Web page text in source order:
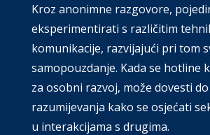
Kroz anonimne razgovore,
eksperimentirati s različitim
komunikacije, razvijajući pri tom
samopouzdanje. Kada se hotline
za osobni razvoj, može dovesti
razumijevanja kako se osjećati
u interakcijama s drugima.